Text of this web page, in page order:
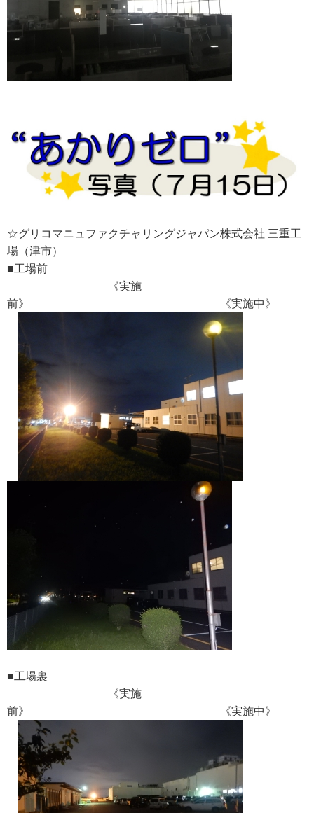
☆グリコマニュファクチャリングジャパン株式会社 三重工
場（津市）
■工場前
《実施
前》 《実施中》
■工場裏
《実施
前》 《実施中》